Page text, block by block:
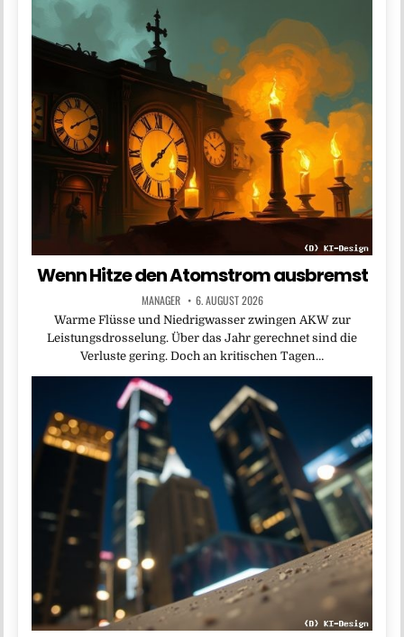
Wenn Hitze den Atomstrom ausbremst
MANAGER 6. AUGUST 2026
Warme Flüsse und Niedrigwasser zwingen AKW zur
Leistungsdrosselung. Über das Jahr gerechnet sind die
Verluste gering. Doch an kritischen Tagen…